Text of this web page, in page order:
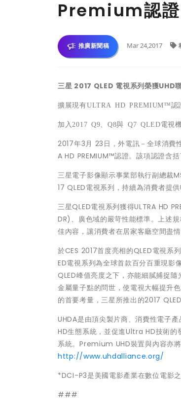
Premium認證
推廣新聞稿 Mar 24,2017
三星 2017 QLED 電視系列榮獲UHD
擴展現有ULTRA HD PREMIUM™認
加入 2017 Q9 、Q8與 Q7 QLED電視
2017年3月 23日，外電訊－全球消費
A HD PREMIUM™認證。該項認證含
三星電子影像顯示事業部執行副總裁
17 QLED電視系列，持續為消費者提
三星QLED電視系列獲得ULTRA HD
DR)、廣色域的嚴苛性能標準。上述
佳內容，讓消費者在居家客廳空間盡
於CES 2017首度亮相的QLED電視系
ED電視系列為全球首款百分百重現影
QLED峰值亮度之下，亦能細膩捕捉
金屬量子點的問世，使電視大幅提升
的首要考量，三星所推出的2017
UHDA是由頂尖製片商、消費性電子
HD生態系統，並促進Ultra HD技術的
系統。Premium UHD裝置與內容亦
http://www.uhdalliance.org/
*DCI-P3是美國電影產業在數位電影
###